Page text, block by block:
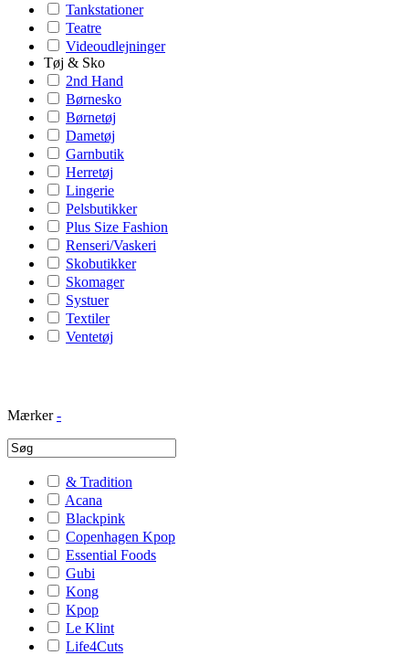
Tankstationer
Teatre
Videoudlejninger
Tøj & Sko
2nd Hand
Børnesko
Børnetøj
Dametøj
Garnbutik
Herretøj
Lingerie
Pelsbutikker
Plus Size Fashion
Renseri/Vaskeri
Skobutikker
Skomager
Systuer
Textiler
Ventetøj
Mærker -
& Tradition
Acana
Blackpink
Copenhagen Kpop
Essential Foods
Gubi
Kong
Kpop
Le Klint
Life4Cuts